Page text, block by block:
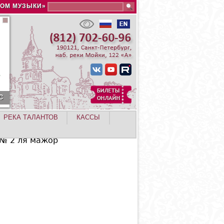
МУЗЫКИ»
№ 2 ля мажор
РЕКА ТАЛАНТОВ
КАССЫ